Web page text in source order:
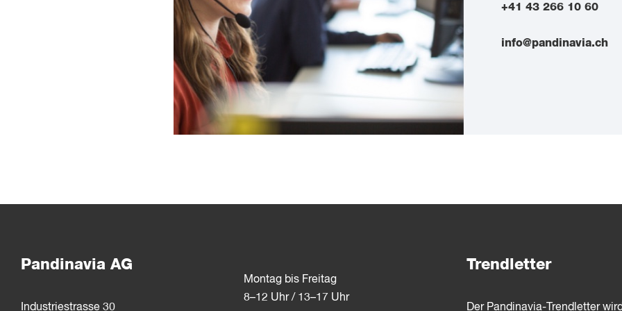
+41 43 266 10 60
info@pandinavia.ch
Pandinavia AG
Industriestrasse 30
Montag bis Freitag
8–12 Uhr / 13–17 Uhr
Trendletter
Der Pandinavia-Trendletter